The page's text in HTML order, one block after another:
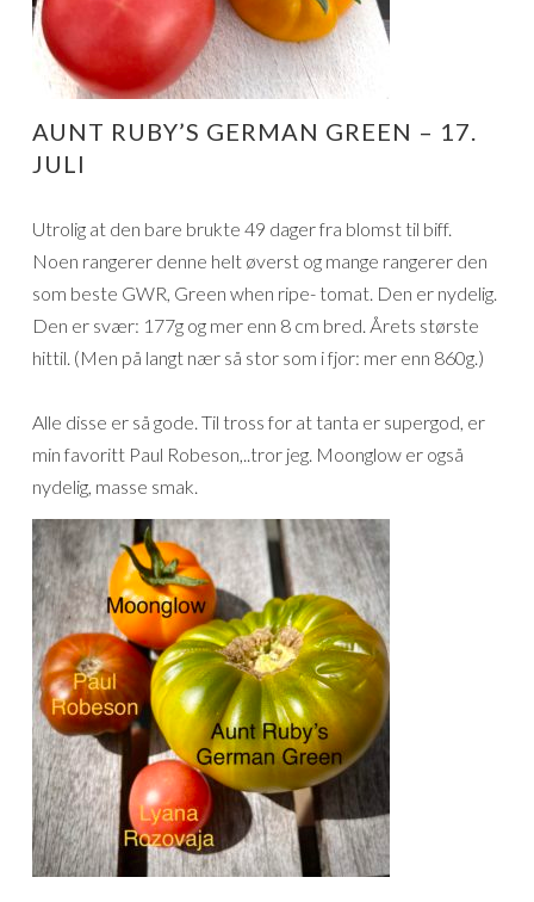
AUNT RUBY’S GERMAN GREEN – 17.
JULI
Utrolig at den bare brukte 49 dager fra blomst til biff.
Noen rangerer denne helt øverst og mange rangerer den
som beste GWR, Green when ripe- tomat. Den er nydelig.
Den er svær: 177g og mer enn 8 cm bred. Årets største
hittil. (Men på langt nær så stor som i fjor: mer enn 860g.)
Alle disse er så gode. Til tross for at tanta er supergod, er
min favoritt Paul Robeson,..tror jeg. Moonglow er også
nydelig, masse smak.